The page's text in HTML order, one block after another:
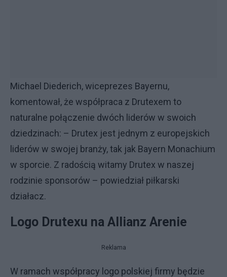
Michael Diederich, wiceprezes Bayernu,
komentował, że współpraca z Drutexem to
naturalne połączenie dwóch liderów w swoich
dziedzinach: – Drutex jest jednym z europejskich
liderów w swojej branży, tak jak Bayern Monachium
w sporcie. Z radością witamy Drutex w naszej
rodzinie sponsorów – powiedział piłkarski
działacz.
Logo Drutexu na Allianz Arenie
Reklama
W ramach współpracy logo polskiej firmy będzie